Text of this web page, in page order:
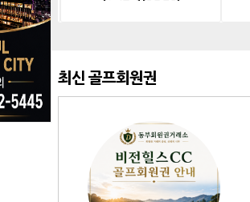
최신 골프회원권